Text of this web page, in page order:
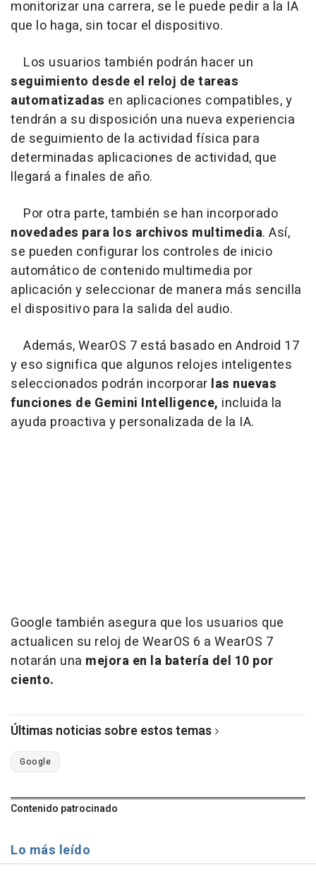
monitorizar una carrera, se le puede pedir a la IA
que lo haga, sin tocar el dispositivo.
Los usuarios también podrán hacer un
seguimiento desde el reloj de tareas
automatizadas en aplicaciones compatibles, y
tendrán a su disposición una nueva experiencia
de seguimiento de la actividad física para
determinadas aplicaciones de actividad, que
llegará a finales de año.
Por otra parte, también se han incorporado
novedades para los archivos multimedia. Así,
se pueden configurar los controles de inicio
automático de contenido multimedia por
aplicación y seleccionar de manera más sencilla
el dispositivo para la salida del audio.
Además, WearOS 7 está basado en Android 17
y eso significa que algunos relojes inteligentes
seleccionados podrán incorporar las nuevas
funciones de Gemini Intelligence, incluida la
ayuda proactiva y personalizada de la IA.
Google también asegura que los usuarios que
actualicen su reloj de WearOS 6 a WearOS 7
notarán una mejora en la batería del 10 por
ciento.
Últimas noticias sobre estos temas
Google
Contenido patrocinado
Lo más leído